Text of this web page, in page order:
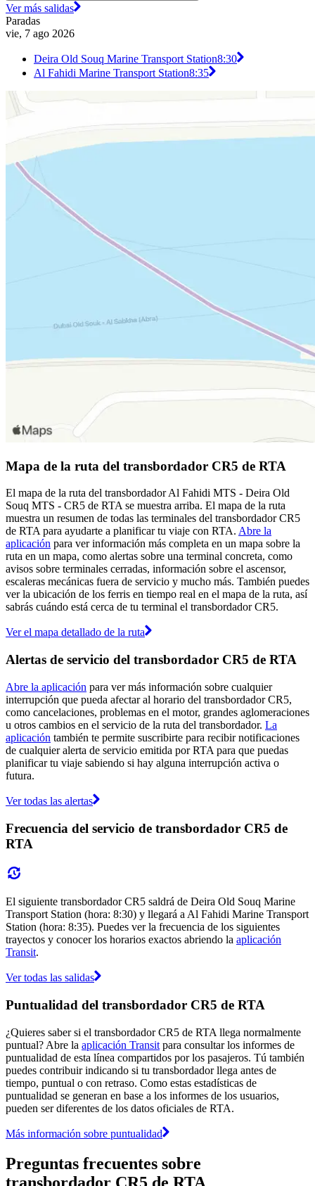
Ver más salidas
Paradas
vie, 7 ago 2026
Deira Old Souq Marine Transport Station8:30
Al Fahidi Marine Transport Station8:35
Mapa de la ruta del transbordador CR5 de RTA
El mapa de la ruta del transbordador Al Fahidi MTS - Deira Old
Souq MTS - CR5 de RTA se muestra arriba. El mapa de la ruta
muestra un resumen de todas las terminales del transbordador CR5
de RTA para ayudarte a planificar tu viaje con RTA. Abre la
aplicación para ver información más completa en un mapa sobre la
ruta en un mapa, como alertas sobre una terminal concreta, como
avisos sobre terminales cerradas, información sobre el ascensor,
escaleras mecánicas fuera de servicio y mucho más. También puedes
ver la ubicación de los ferris en tiempo real en el mapa de la ruta, así
sabrás cuándo está cerca de tu terminal el transbordador CR5.
Ver el mapa detallado de la ruta
Alertas de servicio del transbordador CR5 de RTA
Abre la aplicación para ver más información sobre cualquier
interrupción que pueda afectar al horario del transbordador CR5,
como cancelaciones, problemas en el motor, grandes aglomeraciones
u otros cambios en el servicio de la ruta del transbordador. La
aplicación también te permite suscribirte para recibir notificaciones
de cualquier alerta de servicio emitida por RTA para que puedas
planificar tu viaje sabiendo si hay alguna interrupción activa o
futura.
Ver todas las alertas
Frecuencia del servicio de transbordador CR5 de
RTA
El siguiente transbordador CR5 saldrá de Deira Old Souq Marine
Transport Station (hora: 8:30) y llegará a Al Fahidi Marine Transport
Station (hora: 8:35). Puedes ver la frecuencia de los siguientes
trayectos y conocer los horarios exactos abriendo la aplicación
Transit.
Ver todas las salidas
Puntualidad del transbordador CR5 de RTA
¿Quieres saber si el transbordador CR5 de RTA llega normalmente
puntual? Abre la aplicación Transit para consultar los informes de
puntualidad de esta línea compartidos por los pasajeros. Tú también
puedes contribuir indicando si tu transbordador llega antes de
tiempo, puntual o con retraso. Como estas estadísticas de
puntualidad se generan en base a los informes de los usuarios,
pueden ser diferentes de los datos oficiales de RTA.
Más información sobre puntualidad
Preguntas frecuentes sobre
transbordador CR5 de RTA